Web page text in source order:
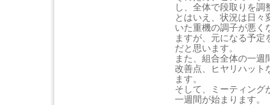
し、全体で段取りを
とはいえ、状況は日々
いた重機の調子が悪く
ますが、元になる予
だと思います。
また、組合全体の一
改善点、ヒヤリハット
ます。
そして、ミーティング
一週間が始まります。